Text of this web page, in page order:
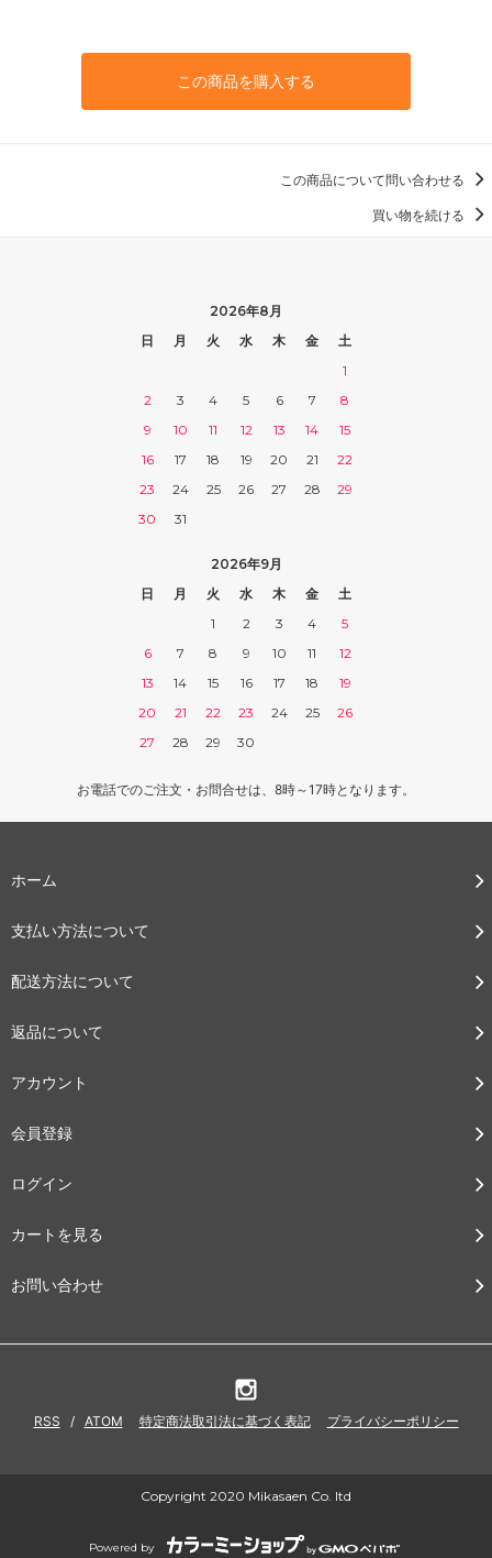
この商品を購入する
この商品について問い合わせる
買い物を続ける
2026年8月
日
月 火 水 木 金
土
1
2
3 4 5 6 7
8
9
10 11 12 13 14
15
16
17 18 19 20 21
22
23
24 25 26 27 28
29
30
31
2026年9月
日
月 火 水 木 金
土
1
2 3 4
5
6
7 8 9 10 11
12
13
14 15 16 17 18
19
20
21 22 23 24 25
26
27
28 29 30
お電話でのご注文・お問合せは、8時～17時となります。
ホーム
支払い方法について
配送方法について
返品について
アカウント
会員登録
ログイン
カートを見る
お問い合わせ
RSS / ATOM 特定商法取引法に基づく表記 プライバシーポリシー
Copyright 2020 Mikasaen Co. ltd
Powered by